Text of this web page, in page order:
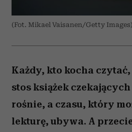
(Fot. Mikael Vaisanen/Getty Images)
Każdy, kto kocha
stos książek czekających
rośnie, a czasu, który
lekturę, ubywa. A